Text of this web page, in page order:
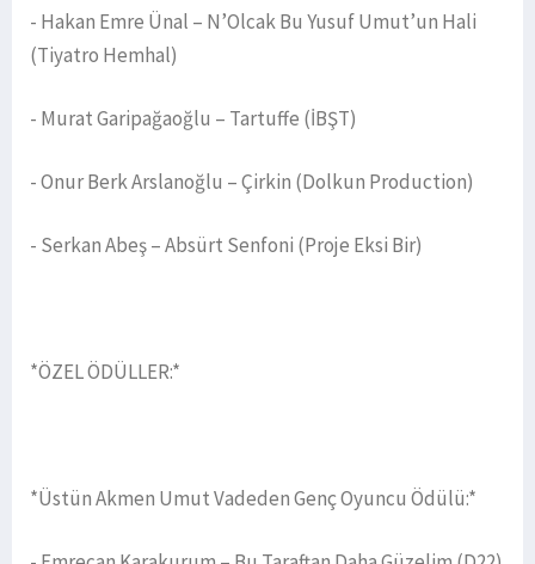
- Hakan Emre Ünal – N’Olcak Bu Yusuf Umut’un Hali
(Tiyatro Hemhal)
- Murat Garipağaoğlu – Tartuffe (İBŞT)
- Onur Berk Arslanoğlu – Çirkin (Dolkun Production)
- Serkan Abeş – Absürt Senfoni (Proje Eksi Bir)
*ÖZEL ÖDÜLLER:*
*Üstün Akmen Umut Vadeden Genç Oyuncu Ödülü:*